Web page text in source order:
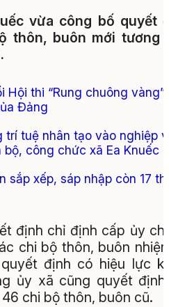
vừa công bố quyết
thôn, buôn mới tương
Hội thi “Rung chuông vàng”
Đảng
trí tuệ nhân tạo vào nghiệp
công chức xã Ea Knuếc
sắp xếp, sáp nhập còn 17
định chỉ định cấp ủy
chi bộ thôn, buôn
định có hiệu lực
ủy xã cũng quyết
chi bộ thôn, buôn cũ.